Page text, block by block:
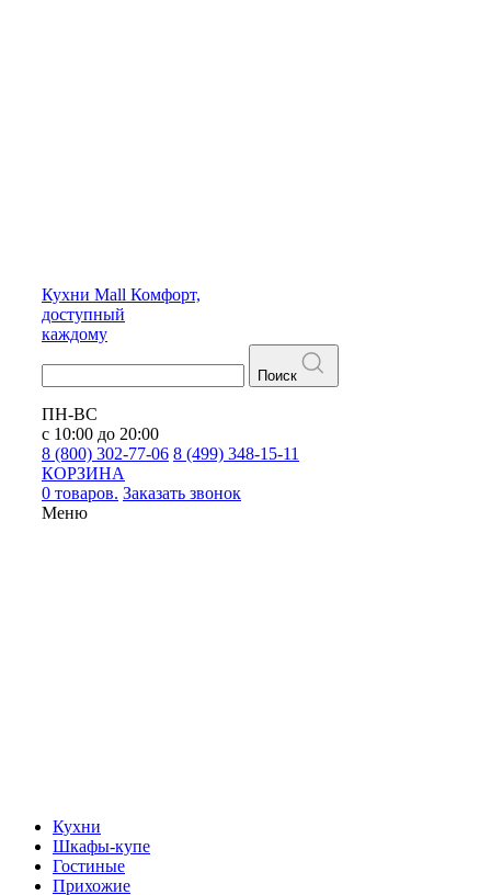
Кухни Mall Комфорт,
доступный
каждому
Поиск
ПН-ВС
с 10:00 до 20:00
8 (800) 302-77-06 8 (499) 348-15-11
КОРЗИНА
0 товаров. Заказать звонок
Меню
Кухни
Шкафы-купе
Гостиные
Прихожие